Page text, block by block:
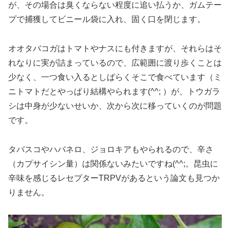
が、その場合は臭くならない程度に追い払うか、ガムテー
プで捕獲してビニール袋に入れ、固く口を閉じます。
オオタバコガはトマトやナスにも付きますが、それらはそ
れなりに実が詰まっているので、広範囲に渡り歩くことは
少なく、一つ食い入るとしばらくそこで食べています（ミ
ニトマトだとやっぱり結構やられます(^^; ）が、トウガラ
シは中身が少ないせいか、次から次に移っていくのが問題
です。
タバスコやハバネロ、ジョロキアもやられるので、辛さ
（カプサイシン量）は関係ないみたいですね(^^;。昆虫に
辛味を感じるレセプターTRPVがあるという論文も見つか
りません。